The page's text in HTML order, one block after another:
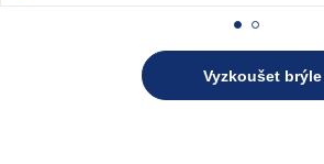
Vyzkoušet brýle